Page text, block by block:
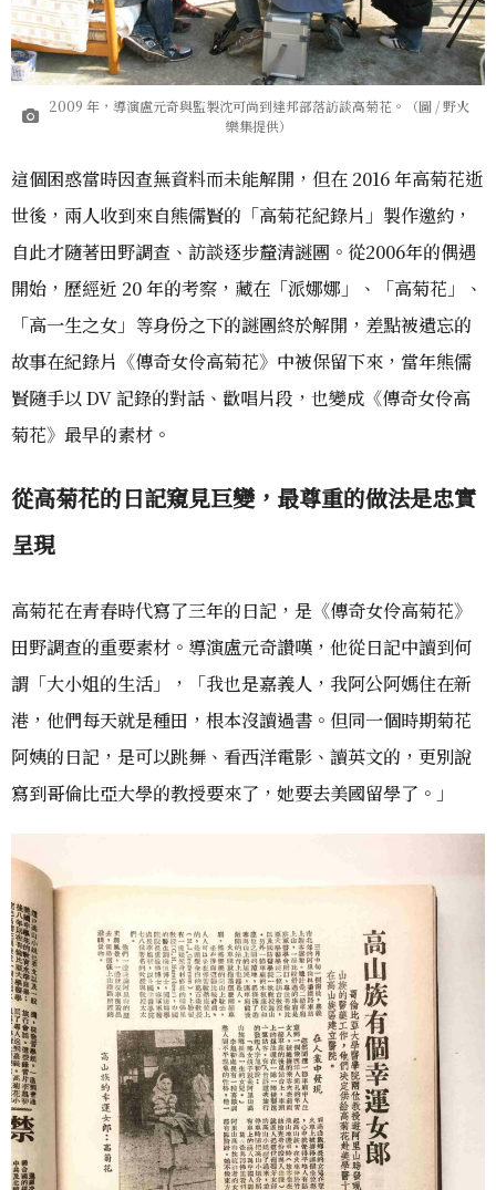
2009 年，導演盧元奇與監製沈可尚到達邦部落訪談高菊花。（圖 / 野火
樂集提供）
這個困惑當時因查無資料而未能解開，但在 2016 年高菊花逝
世後，兩人收到來自熊儒賢的「高菊花紀錄片」製作邀約，
自此才隨著田野調查、訪談逐步釐清謎團。從2006年的偶遇
開始，歷經近 20 年的考察，藏在「派娜娜」、「高菊花」、
「高一生之女」等身份之下的謎團終於解開，差點被遺忘的
故事在紀錄片《傳奇女伶高菊花》中被保留下來，當年熊儒
賢隨手以 DV 記錄的對話、歡唱片段，也變成《傳奇女伶高
菊花》最早的素材。
從高菊花的日記窺見巨變，最尊重的做法是忠實
呈現
高菊花在青春時代寫了三年的日記，是《傳奇女伶高菊花》
田野調查的重要素材。導演盧元奇讚嘆，他從日記中讀到何
謂「大小姐的生活」，「我也是嘉義人，我阿公阿媽住在新
港，他們每天就是種田，根本沒讀過書。但同一個時期菊花
阿姨的日記，是可以跳舞、看西洋電影、讀英文的，更別說
寫到哥倫比亞大學的教授要來了，她要去美國留學了。」